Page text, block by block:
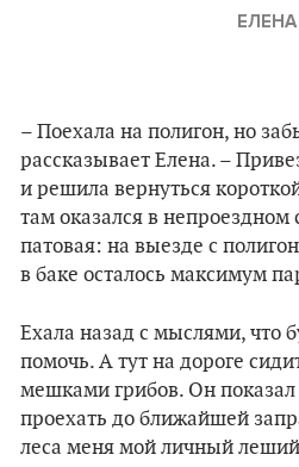
ЕЛЕНА
– Поехала на полигон, но
рассказывает Елена. –
и решила вернуться
там оказался в непроездном
патовая: на выезде с
в баке осталось максимум
Ехала назад с мыслями, что
помочь. А тут на дороге
мешками грибов. Он показал
проехать до ближайшей
леса меня мой личный